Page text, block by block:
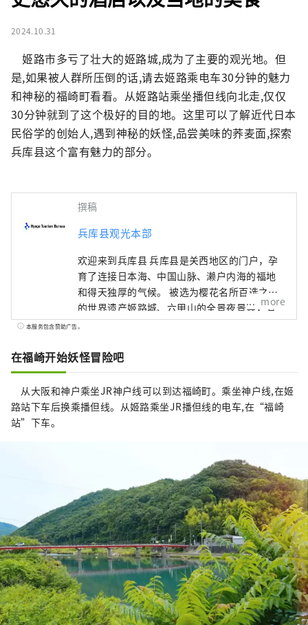
2024.10.31
姬路市多亏了壮大的姬路城,成为了主要的观光地。但
是,如果被人群所压倒的话,请去姬路乘电车30分钟的魅力
和神秘的福崎町看看。从姬路站乘坐播但线向北走,仅仅
30分钟就到了这个极好的目的地。这里可以了解近代日本
民俗学的创始人,遇到神秘的妖怪,品尝美味的荞麦面,探索
兵库县这个富有魅力的部分。
撰稿
兵库县观光本部
欢迎来到兵库县 兵库县是关西地区的门户，孕
育了连接日本海、中国山脉、濑户内海的福地
和得天独厚的气候。 被选为樱花名所百选之一
的世界遗产姬路城、六甲山的全景夜景等，有
许多令人惊叹的美景。 世界闻名的神户品牌
肉之一，而清酒米“兵库山田锦”则是让您舌
头惊喜的宝石。 有马温泉是著名的温泉，城崎
温泉曾出现在许多文学作品中。在大自然的包
围下，您可以放松身心。 淡路岛鸣门漩涡的雷
和宜人的香气可以治愈您的身心。 享受刺激视
觉、味觉、触觉、听觉、嗅觉五种感官的兵库
新旅程。
more
本服务包含赞助广告。
在福崎开始妖怪冒险吧
从大阪和神户乘坐JR神户线可以到达福崎町。乘坐神户线,在姬
路站下车后换乘播但线。从姬路乘坐JR播但线的电车,在“福崎
站”下车。